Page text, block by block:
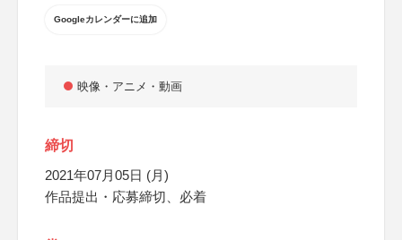
Googleカレンダーに追加
映像・アニメ・動画
締切
2021年07月05日 (月)
作品提出・応募締切、必着